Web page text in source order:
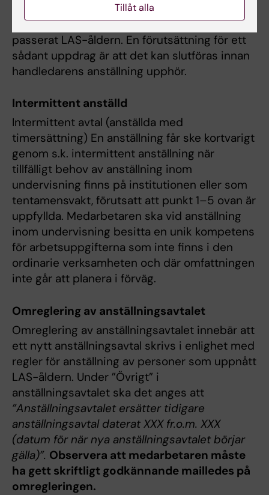
Uppdrag som huvudhandledare för
doktorander ska inte ges till lärare som
passerat LAS-åldern. En förutsättning för ett
sådant uppdrag är att det kan slutföras innan
handledarens anställning upphör.
Intermittent anställd
Intermittent avtal (anställda med
timersättning) En anställning får ske kortvarigt
genom s.k. intermittent anställning när
tillfälligt behov av anställning inom
undervisning finns på institutionen eller som
tentamensvakt, förutsatt att punkt 1–5 ovan är
uppfyllda. Medarbetaren ska vid anställning
inom undervisning besitta en unik kompetens
för arbetsuppgifterna som inte finns i den
ordinarie verksamheten och där omfattningen
inte går att planera i förväg.
Omreglering av anställningsavtalet
Omreglering av anställningsavtalet innebär att
ett nytt anställningsavtal skrivs i enlighet med
regler för anställning av personer som uppnått
LAS-åldern. Under ”Övrigt” i
anställningsavtalet ska det anges att
”Anställningsavtalet ersätter tidigare
anställningsavtal daterat XXX fr.o.m. XXX
(datum för när nya anställningsavtalet börjar
gälla)”. Observera att medarbetaren måste
ha gett skriftligt godkännande mailledes på
omregleringen.
Tillåt alla